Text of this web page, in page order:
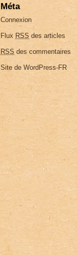
Méta
Connexion
Flux RSS des articles
RSS des commentaires
Site de WordPress-FR